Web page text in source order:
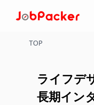
TOP
ライフデ
長期イン